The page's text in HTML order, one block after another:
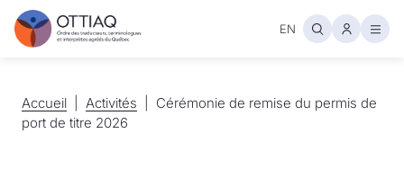
EN
Accueil
Accueil Activités
Activités
Cérémonie de remise du permis de
port de titre 2026